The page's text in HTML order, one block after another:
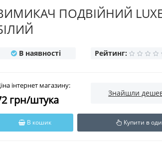
ПОДВІЙНИЙ
В наявності Рейтинг:
інтернет магазину:
грн/штука
Знайшли
В кошик Купити в